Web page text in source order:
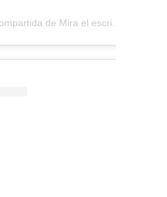
Una publicación compartida de Mira el escritorio (@miraelescritorio)